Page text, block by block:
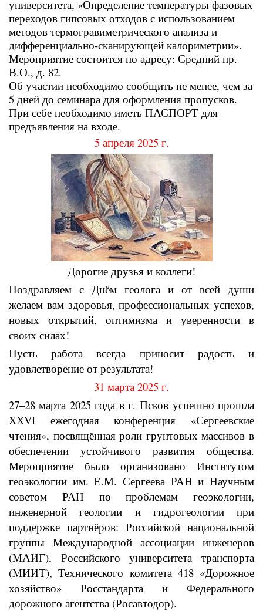
университета, «Определение температуры фазовых
переходов гипсовых отходов с использованием
методов термогравиметрического анализа и
дифференциально-сканирующей калориметрии».
Мероприятие состоится по адресу: Средний пр.
В.О., д. 82.
Об участии необходимо сообщить не менее, чем за
5 дней до семинара для оформления пропусков.
При себе необходимо иметь ПАСПОРТ для
предъявления на входе.
5 апреля 2025 г.
Дорогие друзья и коллеги!
Поздравляем с Днём геолога и от всей души
желаем вам здоровья, профессиональных успехов,
новых открытий, оптимизма и уверенности в
своих силах!
Пусть работа всегда приносит радость и
удовлетворение от результата!
31 марта 2025 г.
27–28 марта 2025 года в г. Псков успешно прошла
XXVI ежегодная конференция «Сергеевские
чтения», посвящённая роли грунтовых массивов в
обеспечении устойчивого развития общества.
Мероприятие было организовано Институтом
геоэкологии им. Е.М. Сергеева РАН и Научным
советом РАН по проблемам геоэкологии,
инженерной геологии и гидрогеологии при
поддержке партнёров: Российской национальной
группы Международной ассоциации инженеров
(МАИГ), Российского университета транспорта
(МИИТ), Технического комитета 418 «Дорожное
хозяйство» Росстандарта и Федерального
дорожного агентства (Росавтодор).